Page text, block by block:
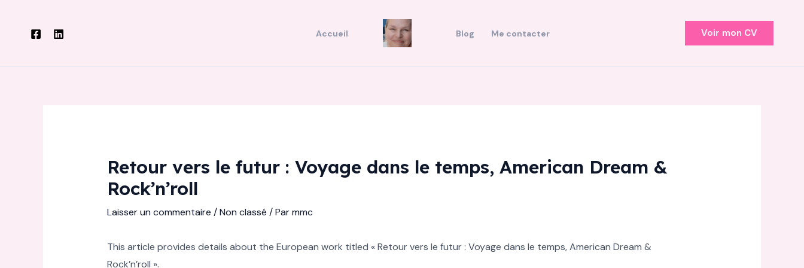
contenu
Accueil Blog Me contacter Voir mon CV
Retour vers le futur : Voyage dans le temps, American Dream &
Rock’n’roll
Laisser un commentaire /Non classé / Parmmc
This article provides details about the European work titled « Retour vers le futur : Voyage dans le temps, American Dream &
Rock’n’roll ».